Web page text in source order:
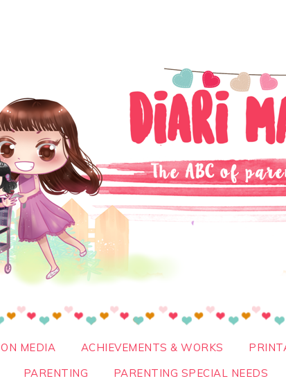
ON MEDIA ACHIEVEMENTS & WORKS
PARENTING PARENTING SPECIAL NEEDS